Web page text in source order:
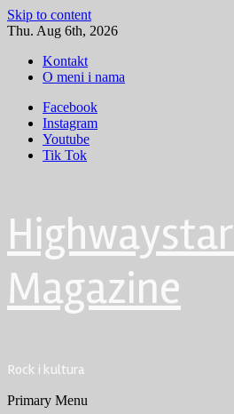
Skip to content
Thu. Aug 6th, 2026
Kontakt
O meni i nama
Facebook
Instagram
Youtube
Tik Tok
Highwaystar
Magazine
Rock i kultura
Primary Menu